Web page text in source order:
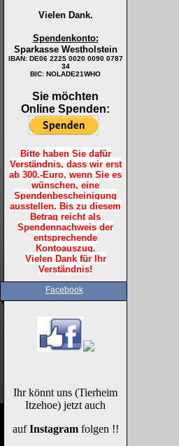
Vielen Dank.
Spendenkonto:
Sparkasse Westholstein
IBAN: DE06 2225 0020 0090 0787
34
BIC: NOLADE21WHO
Sie möchten
Online Spenden:
Bitte haben Sie dafür
Verständnis, dass wir erst
ab 300.-Euro, wenn Sie es
wünschen, eine
Spendenbescheinigung
ausstellen. Bis zu diesem
Betrag reicht als
Spendennachweis der
entsprechende
Kontoauszug.
Vielen Dank für Ihr
Verständnis!
Facebook
Ihr könnt uns (Tierheim
Itzehoe) jetzt auch
aufInstagramfolgen !!